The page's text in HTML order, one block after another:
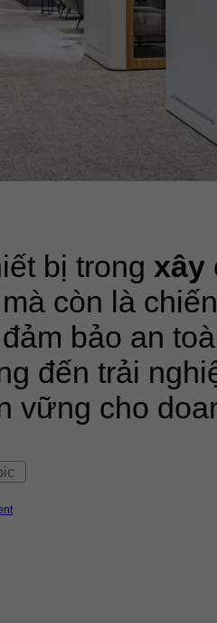
bị trong xây
còn là
bảo an
đến trải
vững cho